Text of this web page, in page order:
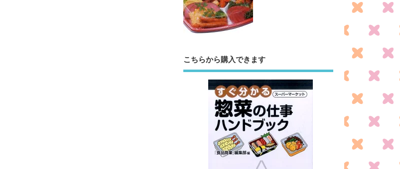
こちらから購入できます